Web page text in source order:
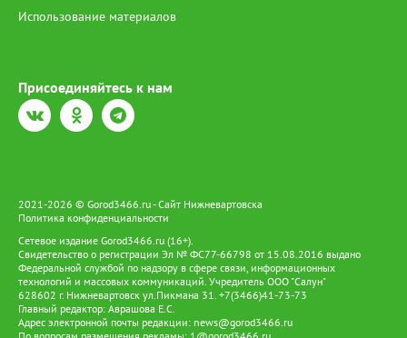
Использование материалов
Присоединяйтесь к нам
2021-2026 © Gorod3466.ru - Сайт Нижневартовска
Политика конфиденциальности
Сетевое издание Gorod3466.ru (16+).
Свидетельство о регистрации Эл № ФС77-66798 от 15.08.2016 выдано
Федеральной службой по надзору в сфере связи, информационных
технологий и массовых коммуникаций. Учредитель ООО "Салун"
628602 г. Нижневартовск ул.Пикмана 31. +7(3466)41-73-73
Главный редактор: Аврашова Е.С.
Адрес электронной почты редакции: news@gorod3466.ru